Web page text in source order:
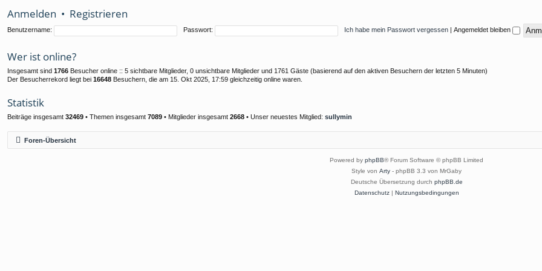
Anmelden • Registrieren
Benutzername: Passwort: Ich habe mein Passwort vergessen Angemeldet bleiben
Wer ist online?
Insgesamt sind 1766 Besucher online :: 5 sichtbare Mitglieder, 0 unsichtbare Mitglieder und 1761 Gäste (basierend auf den aktiven Besuchern der letzten 5 Minuten)
Der Besucherrekord liegt bei 16648 Besuchern, die am 15. Okt 2025, 17:59 gleichzeitig online waren.
Statistik
Beiträge insgesamt 32469 • Themen insgesamt 7089 • Mitglieder insgesamt 2668 • Unser neuestes Mitglied: sullymin
Foren-Übersicht
Powered by phpBB® Forum Software © phpBB Limited
Style von Arty - phpBB 3.3 von MrGaby
Deutsche Übersetzung durch phpBB.de
Datenschutz| Nutzungsbedingungen